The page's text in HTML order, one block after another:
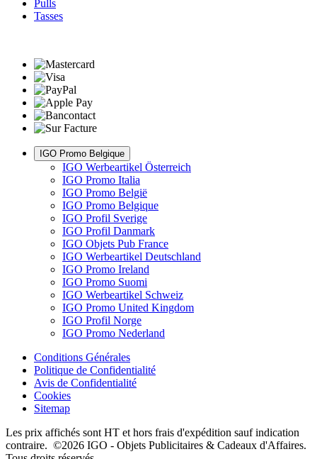
Pulls
Tasses
IGO Promo Belgique
IGO Werbeartikel Österreich
IGO Promo Italia
IGO Promo België
IGO Promo Belgique
IGO Profil Sverige
IGO Profil Danmark
IGO Objets Pub France
IGO Werbeartikel Deutschland
IGO Promo Ireland
IGO Promo Suomi
IGO Werbeartikel Schweiz
IGO Promo United Kingdom
IGO Profil Norge
IGO Promo Nederland
Conditions Générales
Politique de Confidentialité
Avis de Confidentialité
Cookies
Sitemap
Les prix affichés sont HT et hors frais d'expédition sauf indication
contraire. ©2026 IGO - Objets Publicitaires & Cadeaux d'Affaires.